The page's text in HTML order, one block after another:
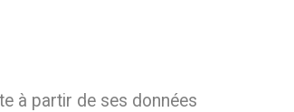
à partir de ses données